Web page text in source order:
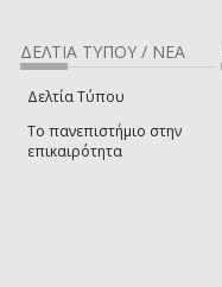
ΔΕΛΤΊΑ ΤΎΠΟΥ / ΝΈΑ
Δελτία Τύπου
Το πανεπιστήμιο στην
επικαιρότητα